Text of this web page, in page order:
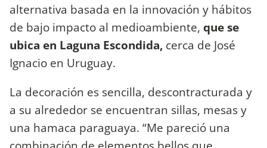
alternativa basada en la innovación y hábitos
de bajo impacto al medioambiente, que se
ubica en Laguna Escondida, cerca de José
Ignacio en Uruguay.
La decoración es sencilla, descontracturada y
a su alrededor se encuentran sillas, mesas y
una hamaca paraguaya. “Me pareció una